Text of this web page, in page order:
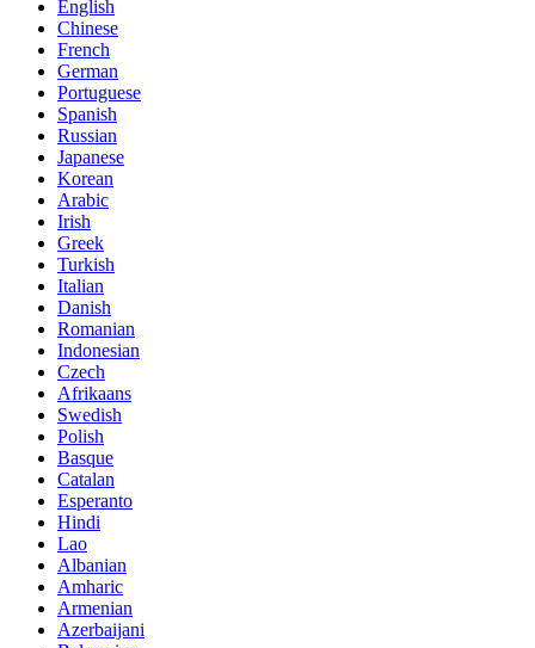
English
Chinese
French
German
Portuguese
Spanish
Russian
Japanese
Korean
Arabic
Irish
Greek
Turkish
Italian
Danish
Romanian
Indonesian
Czech
Afrikaans
Swedish
Polish
Basque
Catalan
Esperanto
Hindi
Lao
Albanian
Amharic
Armenian
Azerbaijani